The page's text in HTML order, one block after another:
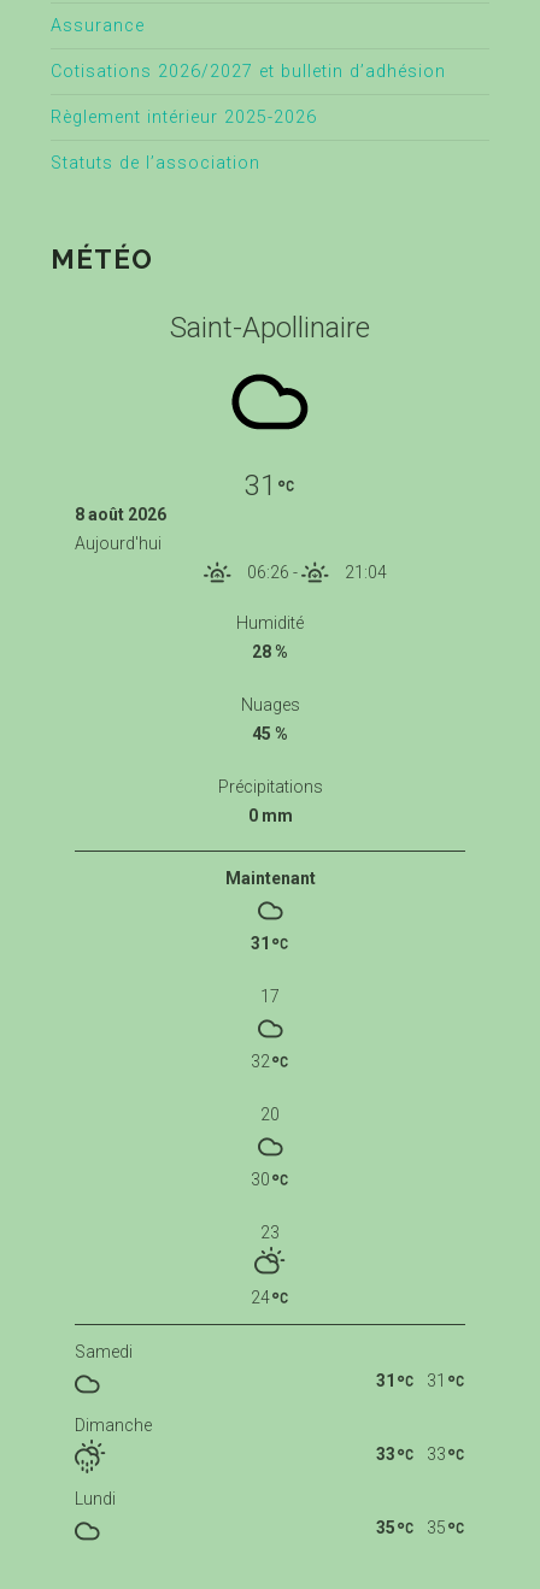
Assurance
Cotisations 2026/2027 et bulletin d’adhésion
Règlement intérieur 2025-2026
Statuts de l’association
MÉTÉO
Saint-Apollinaire
31
8 août 2026
Aujourd'hui
06:26 - 21:04
Humidité
28 %
Nuages
45 %
Précipitations
0 mm
Maintenant
31
17
32
20
30
23
24
Samedi
31
31
Dimanche
33
33
Lundi
35
35